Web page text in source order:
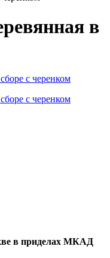
в
в приделах МКАД